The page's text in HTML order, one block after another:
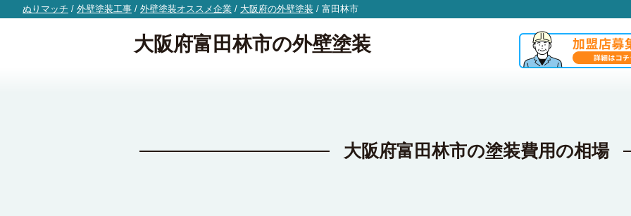
ぬりマッチ / 外壁塗装工事 / 外壁塗装オススメ企業 / 大阪府の外壁塗装 / 富田林市
大阪府富田林市の外壁塗装
大阪府富田林市の塗装費用の相場